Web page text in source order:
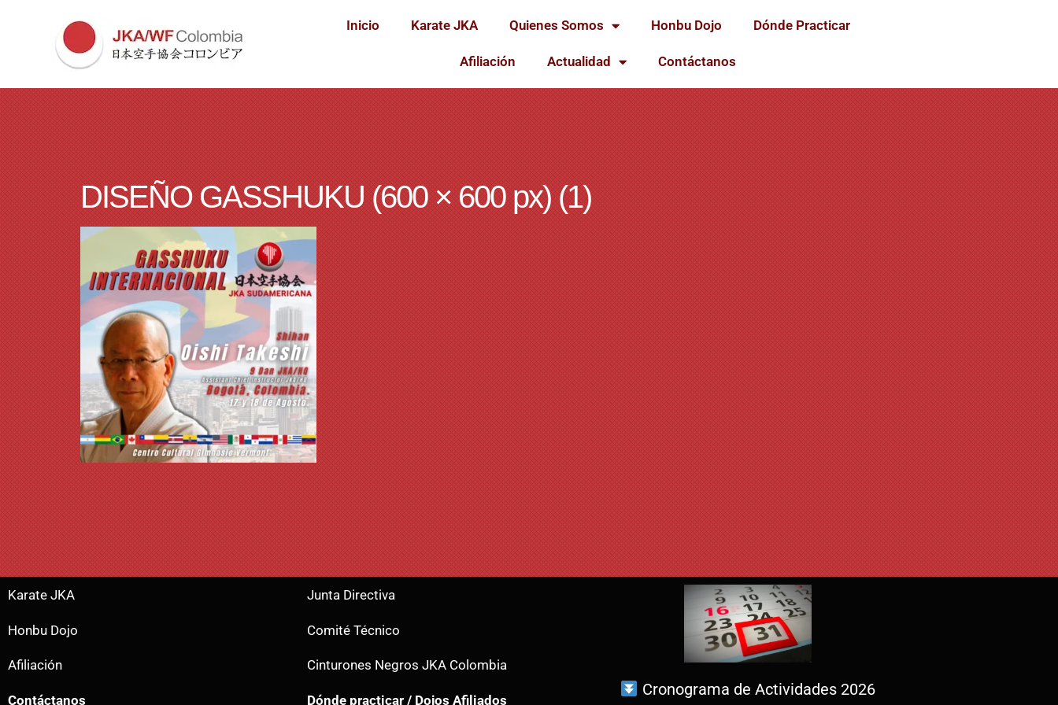
Inicio Karate JKA Quienes Somos Honbu Dojo Dónde Practicar
Afiliación Actualidad Contáctanos
DISEÑO GASSHUKU (600 × 600 px) (1)
Karate JKA
Honbu Dojo
Afiliación
Contáctanos
Junta Directiva
Comité Técnico
Cinturones Negros JKA Colombia
Dónde practicar / Dojos Afiliados
Cronograma de Actividades 2026